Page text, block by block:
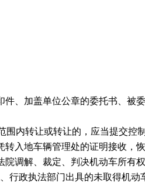
、加盖单位公章的委托书、被
围内转让或转让的，应当提交控
入地车辆管理处的证明接收，
调解、裁定、判决机动车所有
政执法部门出具的未取得机